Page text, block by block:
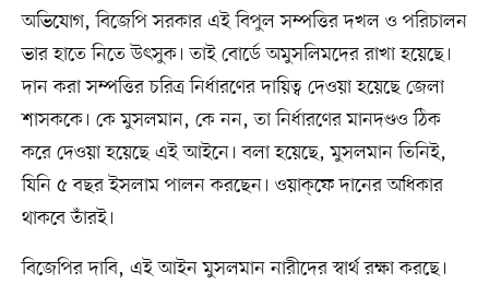
অভিযোগ, বিজেপি সরকার এই বিপুল সম্পত্তির দখল ও পরিচালন
ভার হাতে নিতে উৎসুক। তাই বোর্ডে অমুসলিমদের রাখা হয়েছে।
দান করা সম্পত্তির চরিত্র নির্ধারণের দায়িত্ব দেওয়া হয়েছে জেলা
শাসককে। কে মুসলমান, কে নন, তা নির্ধারণের মানদণ্ডও ঠিক
করে দেওয়া হয়েছে এই আইনে। বলা হয়েছে, মুসলমান তিনিই,
যিনি ৫ বছর ইসলাম পালন করছেন। ওয়াক্‌ফে দানের অধিকার
থাকবে তাঁরই।
বিজেপির দাবি, এই আইন মুসলমান নারীদের স্বার্থ রক্ষা করছে।